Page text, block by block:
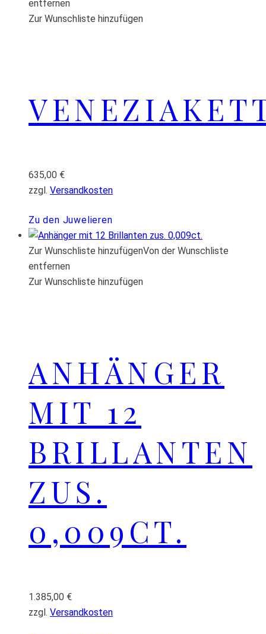
entfernen
Zur Wunschliste hinzufügen
635,00 €
zzgl. Versandkosten
Zu den Juwelieren
Zur Wunschliste hinzufügenVon der Wunschliste
entfernen
Zur Wunschliste hinzufügen
ANHÄNGER
MIT 12
BRILLANTEN
ZUS.
0,009CT.
1.385,00 €
zzgl. Versandkosten